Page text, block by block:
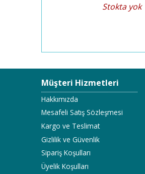
Stokta yok
Müşteri Hizmetleri
Hakkımızda
Mesafeli Satış Sözleşmesi
Kargo ve Teslimat
Gizlilik ve Güvenlik
Sipariş Koşulları
Üyelik Koşulları